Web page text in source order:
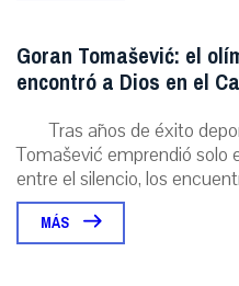
Goran Tomašević: el
encontró a Dios en el
Tras años de éxito
Tomašević emprendió solo
entre el silencio, los
MÁS